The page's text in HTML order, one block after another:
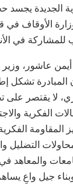
الجديدة يجسد
الأوقاف في
للمشاركة في
عاشور، وزير
تشكل
لا يقتصر على
الفكرية
المقاومة
التضليل
والمعاهد
جيل واعٍ